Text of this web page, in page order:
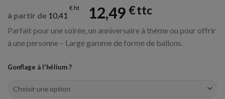
à partir de 10,41
€ 12,49 €
Parfait pour une soirée, un anniversaire à thème ou pour offrir
à une personne – Large gamme de forme de ballons.
Gonflage à l'hélium ?